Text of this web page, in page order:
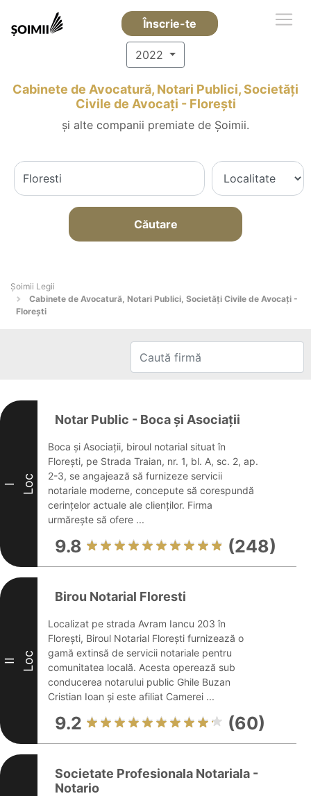
Înscrie-te
2022
Cabinete de Avocatură, Notari Publici, Societăți
Civile de Avocați - Floreşti
și alte companii premiate de Șoimii.
Căutare
Șoimii Legii
Cabinete de Avocatură, Notari Publici, Societăți Civile de Avocați -
Floreşti
I Loc
Notar Public - Boca și Asociații
Boca și Asociații, biroul notarial situat în
Florești, pe Strada Traian, nr. 1, bl. A, sc. 2, ap.
2-3, se angajează să furnizeze servicii
notariale moderne, concepute să corespundă
cerințelor actuale ale clienților. Firma
urmărește să ofere ...
9.8 (248)
II Loc
Birou Notarial Floresti
Localizat pe strada Avram Iancu 203 în
Florești, Biroul Notarial Florești furnizează o
gamă extinsă de servicii notariale pentru
comunitatea locală. Acesta operează sub
conducerea notarului public Ghile Buzan
Cristian Ioan și este afiliat Camerei ...
9.2 (60)
Societate Profesionala Notariala -
Notario